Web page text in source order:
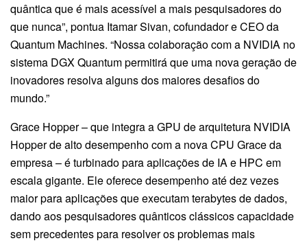
quântica que é mais acessível a mais pesquisadores do
que nunca”, pontua Itamar Sivan, cofundador e CEO da
Quantum Machines. “Nossa colaboração com a NVIDIA no
sistema DGX Quantum permitirá que uma nova geração de
inovadores resolva alguns dos maiores desafios do
mundo.”
Grace Hopper – que integra a GPU de arquitetura NVIDIA
Hopper de alto desempenho com a nova CPU Grace da
empresa – é turbinado para aplicações de IA e HPC em
escala gigante. Ele oferece desempenho até dez vezes
maior para aplicações que executam terabytes de dados,
dando aos pesquisadores quânticos clássicos capacidade
sem precedentes para resolver os problemas mais